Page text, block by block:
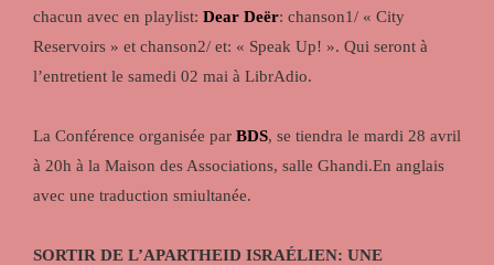
chacun avec en playlist: Dear Deër: chanson1/ « City
Reservoirs » et chanson2/ et: « Speak Up! ». Qui seront à
l’entretient le samedi 02 mai à LibrAdio.
La Conférence organisée par BDS, se tiendra le mardi 28 avril
à 20h à la Maison des Associations, salle Ghandi.En anglais
avec une traduction smiultanée.
SORTIR DE L’APARTHEID ISRAÉLIEN: UNE